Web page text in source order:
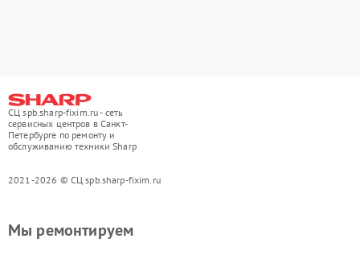
СЦ spb.sharp-fixim.ru - сеть
сервисных центров в Санкт-
Петербурге по ремонту и
обслуживанию техники Sharp
2021-2026 © СЦ spb.sharp-fixim.ru
Мы ремонтируем